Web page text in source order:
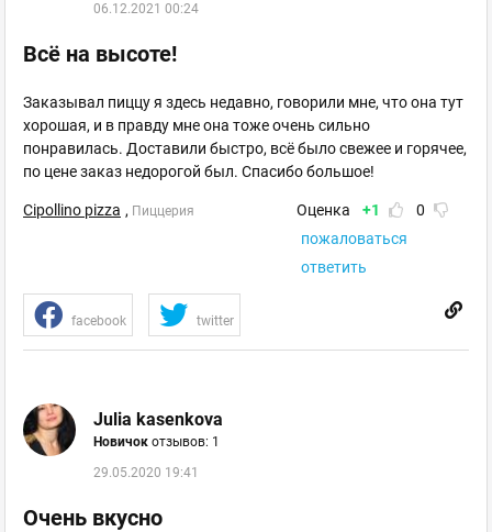
06.12.2021 00:24
Всё на высоте!
Заказывал пиццу я здесь недавно, говорили мне, что она тут
хорошая, и в правду мне она тоже очень сильно
понравилась. Доставили быстро, всё было свежее и горячее,
по цене заказ недорогой был. Спасибо большое!
Cipollino pizza , Пиццерия Оценка +1
0
пожаловаться
ответить
facebook twitter
Julia kasenkova
Новичок отзывов: 1
29.05.2020 19:41
Очень вкусно